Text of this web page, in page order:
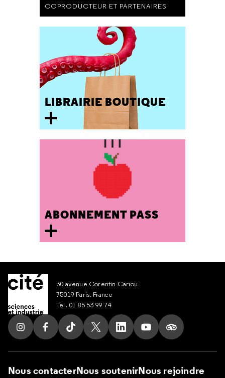
COPRODUCTEUR ET PARTENAIRES
LIBRAIRIE BOUTIQUE
ABONNEMENT PASS
30 avenue Corentin Cariou
75019 Paris, France
Tel. 01 85 53 99 74
Nous contacterNous soutenirNous rejoindre